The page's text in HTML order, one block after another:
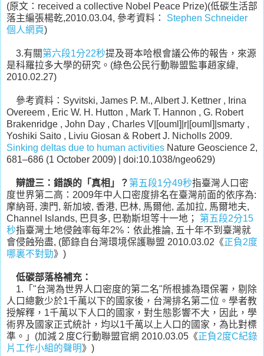
(原文：received a collective Nobel Peace Prize)(低碳生活部
落主編張楊乾,2010.03.04, 參考資料： Stephen Schneider
個人網頁)
3.有關第六段1分22秒提及哥本哈根會議公佈的報告，來源
是科羅拉多大學的研究。(綠色公民行動聯盟監事趙家緯,
2010.02.27)
參考資料：Syvitski, James P. M., Albert J. Kettner , Irina
Overeem , Eric W. H. Hutton , Mark T. Hannon , G. Robert
Brakenridge , John Day , Charles V|[ouml]|r|[ouml]|smarty ,
Yoshiki Saito , Liviu Giosan & Robert J. Nicholls 2009.
Sinking deltas due to human activities Nature Geoscience 2,
681–686 (1 October 2009) | doi:10.1038/ngeo629)
辯證三：錯誤的「真相」？第五段1分49秒指臺灣人口密
度世界第二高：2009年中人口密度排名在臺灣前面的依序為:
摩納哥, 澳門, 新加坡, 香港, 巴林, 馬爾他, 孟加拉, 馬爾地夫,
Channel Islands, 巴貝多, 巴勒斯坦等十一地； 第五段2分15
秒指臺灣土地侵蝕率每年2%：依此推論, 五十年不到臺灣就
會侵蝕殆盡, (節錄自台灣環境保護聯盟 2010.03.02《正負2度
哪裏不對勁》)
低碳部落格補充：
1.「"台灣為世界人口密度的第二名"所根據為環保署，剔除
人口總數少於1千萬以下的國家後，台灣排名第二位。學者教
授解釋，1千萬以下人口的國家，對生態影響不大，因此，學
術界及國家正式統計，均以1千萬以上人口的國家，為比對標
準。」(加減２度C行動聯盟官網 2010.03.05《正負2度C紀錄
片工作小組的聲明》)